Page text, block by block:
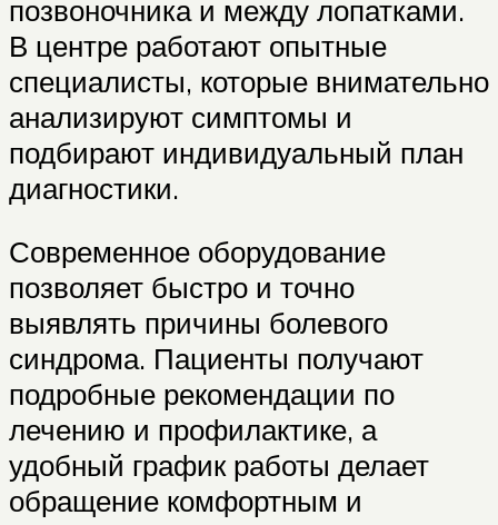
позвоночника и между лопатками.
В центре работают опытные
специалисты, которые внимательно
анализируют симптомы и
подбирают индивидуальный план
диагностики.
Современное оборудование
позволяет быстро и точно
выявлять причины болевого
синдрома. Пациенты получают
подробные рекомендации по
лечению и профилактике, а
удобный график работы делает
обращение комфортным и